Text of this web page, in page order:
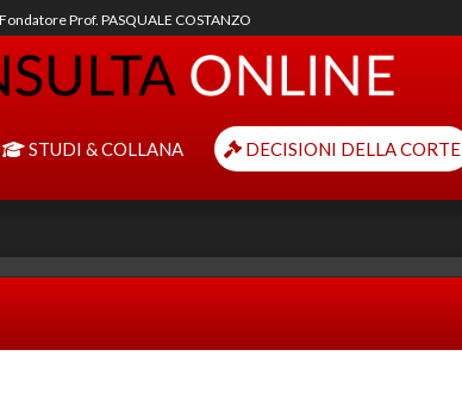
Prof. PASQUALE COSTANZO
STUDI & COLLANA DECISIONI DELLA CORTE